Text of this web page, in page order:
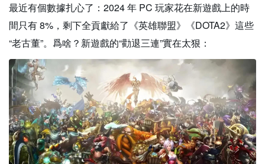
最近有個數據扎心了：2024 年 PC 玩家花在新遊戲上的時
間只有 8%，剩下全貢獻給了《英雄聯盟》《DOTA2》這些
“老古董”。爲啥？新遊戲的“勸退三連”實在太狠：